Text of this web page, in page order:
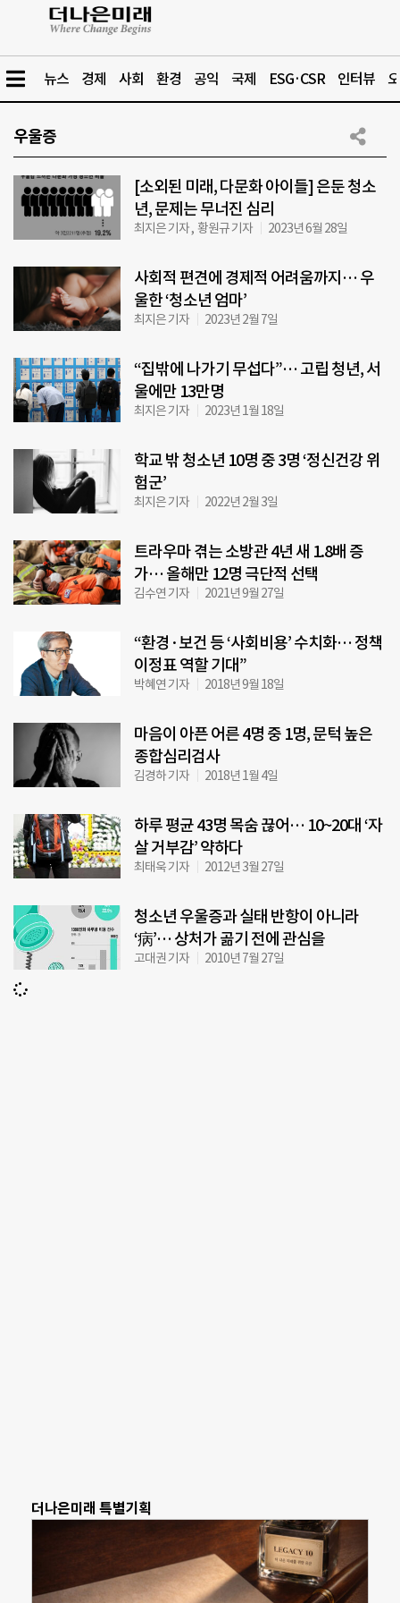
뉴스 경제 사회 환경 공익 국제 ESG·CSR 인터뷰
우울증
[소외된 미래, 다문화 아이들] 은둔 청소
년, 문제는 무너진 심리
최지은 기자 , 황원규 기자 2023년 6월 28일
사회적 편견에 경제적 어려움까지… 우
울한 ‘청소년 엄마’
최지은 기자 2023년 2월 7일
“집밖에 나가기 무섭다”… 고립 청년, 서
울에만 13만명
최지은 기자 2023년 1월 18일
학교 밖 청소년 10명 중 3명 ‘정신건강 위
험군’
최지은 기자 2022년 2월 3일
트라우마 겪는 소방관 4년 새 1.8배 증
가… 올해만 12명 극단적 선택
김수연 기자 2021년 9월 27일
“환경·보건 등 ‘사회비용’ 수치화… 정책
이정표 역할 기대”
박혜연 기자 2018년 9월 18일
마음이 아픈 어른 4명 중 1명, 문턱 높은
종합심리검사
김경하 기자 2018년 1월 4일
하루 평균 43명 목숨 끊어… 10~20대 ‘자
살 거부감’ 약하다
최태욱 기자 2012년 3월 27일
청소년 우울증과 실태 반항이 아니라
‘病’… 상처가 곪기 전에 관심을
고대권 기자 2010년 7월 27일
더나은미래 특별기획